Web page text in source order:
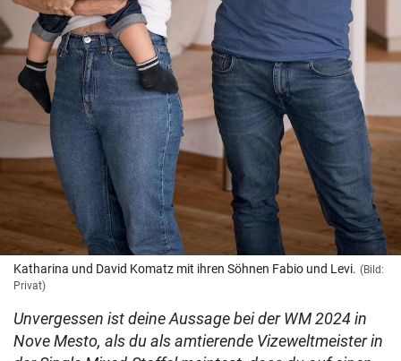
Katharina und David Komatz mit ihren Söhnen Fabio und Levi. (Bild:
Privat)
Unvergessen ist deine Aussage bei der WM 2024 in
Nove Mesto, als du als amtierende Vizeweltmeister in